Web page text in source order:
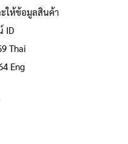
ให้ข้อมูลสินค้า
ID
Thai
Eng